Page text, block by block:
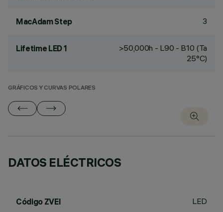
MacAdam Step 3
Lifetime LED 1
>50,000h - L90 - B10 (Ta
25°C)
GRÁFICOS Y CURVAS POLARES
DATOS ELÉCTRICOS
Código ZVEI LED